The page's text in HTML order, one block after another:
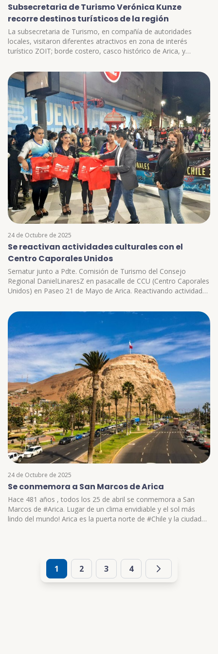
Subsecretaria de Turismo Verónica Kunze
recorre destinos turísticos de la región
La subsecretaria de Turismo, en compañía de autoridades
locales, visitaron diferentes atractivos en zona de interés
turístico ZOIT; borde costero, casco histórico de Arica, y
localidades del valle de Codpa con la finalidad de interactuar en
terreno con gremios; cámaras, asociaciones, agrupaciones y
cooperativas de turismo que prestan servicios turísticos,
enfatizando la importancia de la reactivación económica de la
oferta local, con enfoque de equidad, inclusión e igualdad de
género, invitando a articular soluciones y sinergias de corto,
mediano y largo plazo de toda la cadena de valor del turismo.
24 de Octubre de 2025
Se reactivan actividades culturales con el
Centro Caporales Unidos
Sernatur junto a Pdte. Comisión de Turismo del Consejo
Regional DanielLinaresZ en pasacalle de CCU (Centro Caporales
Unidos) en Paseo 21 de Mayo de Arica. Reactivando actividades
sanitarios tematizados.
24 de Octubre de 2025
Se conmemora a San Marcos de Arica
Hace 481 años , todos los 25 de abril se conmemora a San
Marcos de #Arica. Lugar de un clima envidiable y el sol más
lindo del mundo! Arica es la puerta norte de #Chile y la ciudad
1 2 3 4